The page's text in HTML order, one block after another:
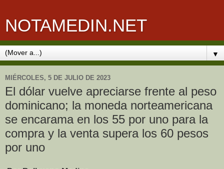
NOTAMEDIN.NET
▼
MIÉRCOLES, 5 DE JULIO DE 2023
El dólar vuelve apreciarse frente al peso
dominicano; la moneda norteamericana
se encarama en los 55 por uno para la
compra y la venta supera los 60 pesos
por uno